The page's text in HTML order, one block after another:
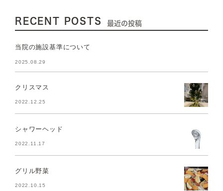
RECENT POSTS 最近の投稿
当院の施設基準について
2025.08.29
クリスマス
2022.12.25
シャワーヘッド
2022.11.17
グリル野菜
2022.10.15